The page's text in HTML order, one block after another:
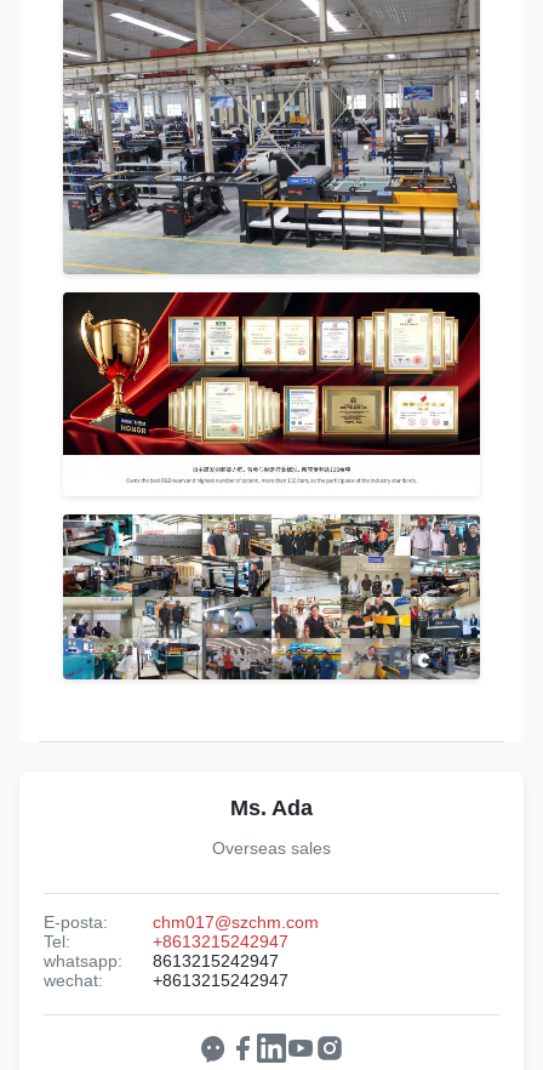
Ms. Ada
Overseas sales
E-posta:
chm017@szchm.com
Tel:
+8613215242947
whatsapp:
8613215242947
wechat:
+8613215242947